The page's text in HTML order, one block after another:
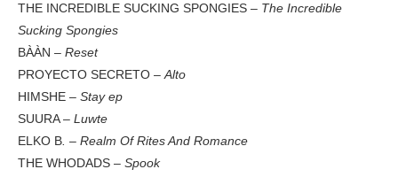
THE INCREDIBLE SUCKING SPONGIES – The Incredible
Sucking Spongies
BÀÀN – Reset
PROYECTO SECRETO –Alto
HIMSHE – Stay ep
SUURA – Luwte
ELKO B. – Realm Of Rites And Romance
THE WHODADS – Spook